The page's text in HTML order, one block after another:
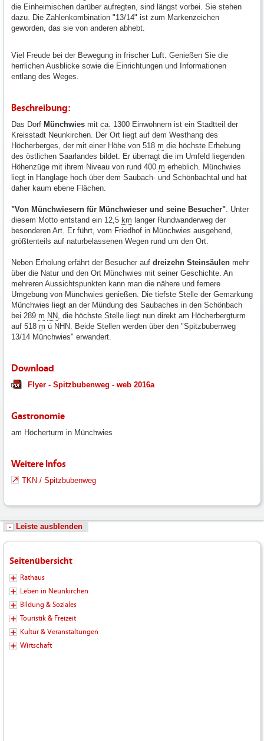
die Einheimischen darüber aufregten, sind längst vorbei. Sie stehen
dazu. Die Zahlenkombination "13/14" ist zum Markenzeichen
geworden, das sie von anderen abhebt.
Viel Freude bei der Bewegung in frischer Luft. Genießen Sie die
herrlichen Ausblicke sowie die Einrichtungen und Informationen
entlang des Weges.
Beschreibung:
Das Dorf Münchwies mit ca. 1300 Einwohnern ist ein Stadtteil der
Kreisstadt Neunkirchen. Der Ort liegt auf dem Westhang des
Höcherberges, der mit einer Höhe von 518 m die höchste Erhebung
des östlichen Saarlandes bildet. Er überragt die im Umfeld liegenden
Höhenzüge mit ihrem Niveau von rund 400 m erheblich. Münchwies
liegt in Hanglage hoch über dem Saubach- und Schönbachtal und hat
daher kaum ebene Flächen.
"Von Münchwiesern für Münchwieser und seine Besucher" . Unter
diesem Motto entstand ein 12,5 km langer Rundwanderweg der
besonderen Art. Er führt, vom Friedhof in Münchwies ausgehend,
größtenteils auf naturbelassenen Wegen rund um den Ort.
Neben Erholung erfährt der Besucher auf dreizehn Steinsäulen mehr
über die Natur und den Ort Münchwies mit seiner Geschichte. An
mehreren Aussichtspunkten kann man die nähere und fernere
Umgebung von Münchwies genießen. Die tiefste Stelle der Gemarkung
Münchwies liegt an der Mündung des Saubaches in den Schönbach
bei 289 m NN , die höchste Stelle liegt nun direkt am Höcherbergturm
auf 518 m ü NHN. Beide Stellen werden über den "Spitzbubenweg
13/14 Münchwies" erwandert.
Download
Flyer - Spitzbubenweg - web 2016a
Gastronomie
am Höcherturm in Münchwies
Weitere Infos
TKN / Spitzbubenweg
Leiste ausblenden
Seitenübersicht
Rathaus
Leben in Neunkirchen
Bildung & Soziales
Touristik & Freizeit
Kultur & Veranstaltungen
Wirtschaft